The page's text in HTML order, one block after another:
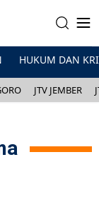
HUKUM DAN
JTV JEMBER